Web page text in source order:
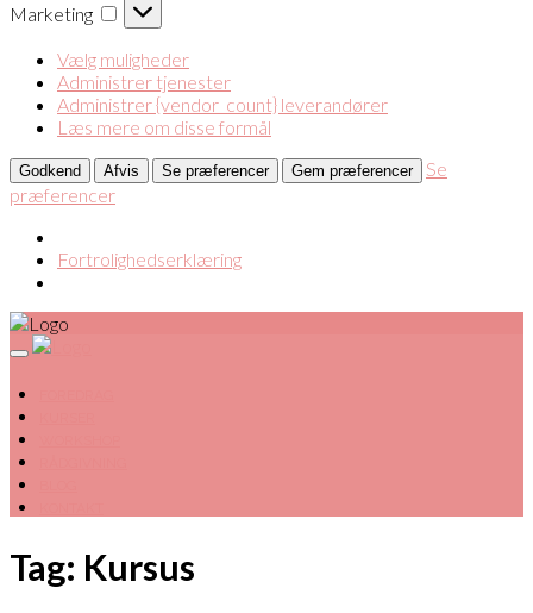
Marketing
Marketing
Vælg muligheder
Administrer tjenester
Administrer {vendor_count} leverandører
Læs mere om disse formål
Godkend Afvis Se præferencer Gem præferencer
Se
præferencer
Fortrolighedserklæring
Tag: Kursus